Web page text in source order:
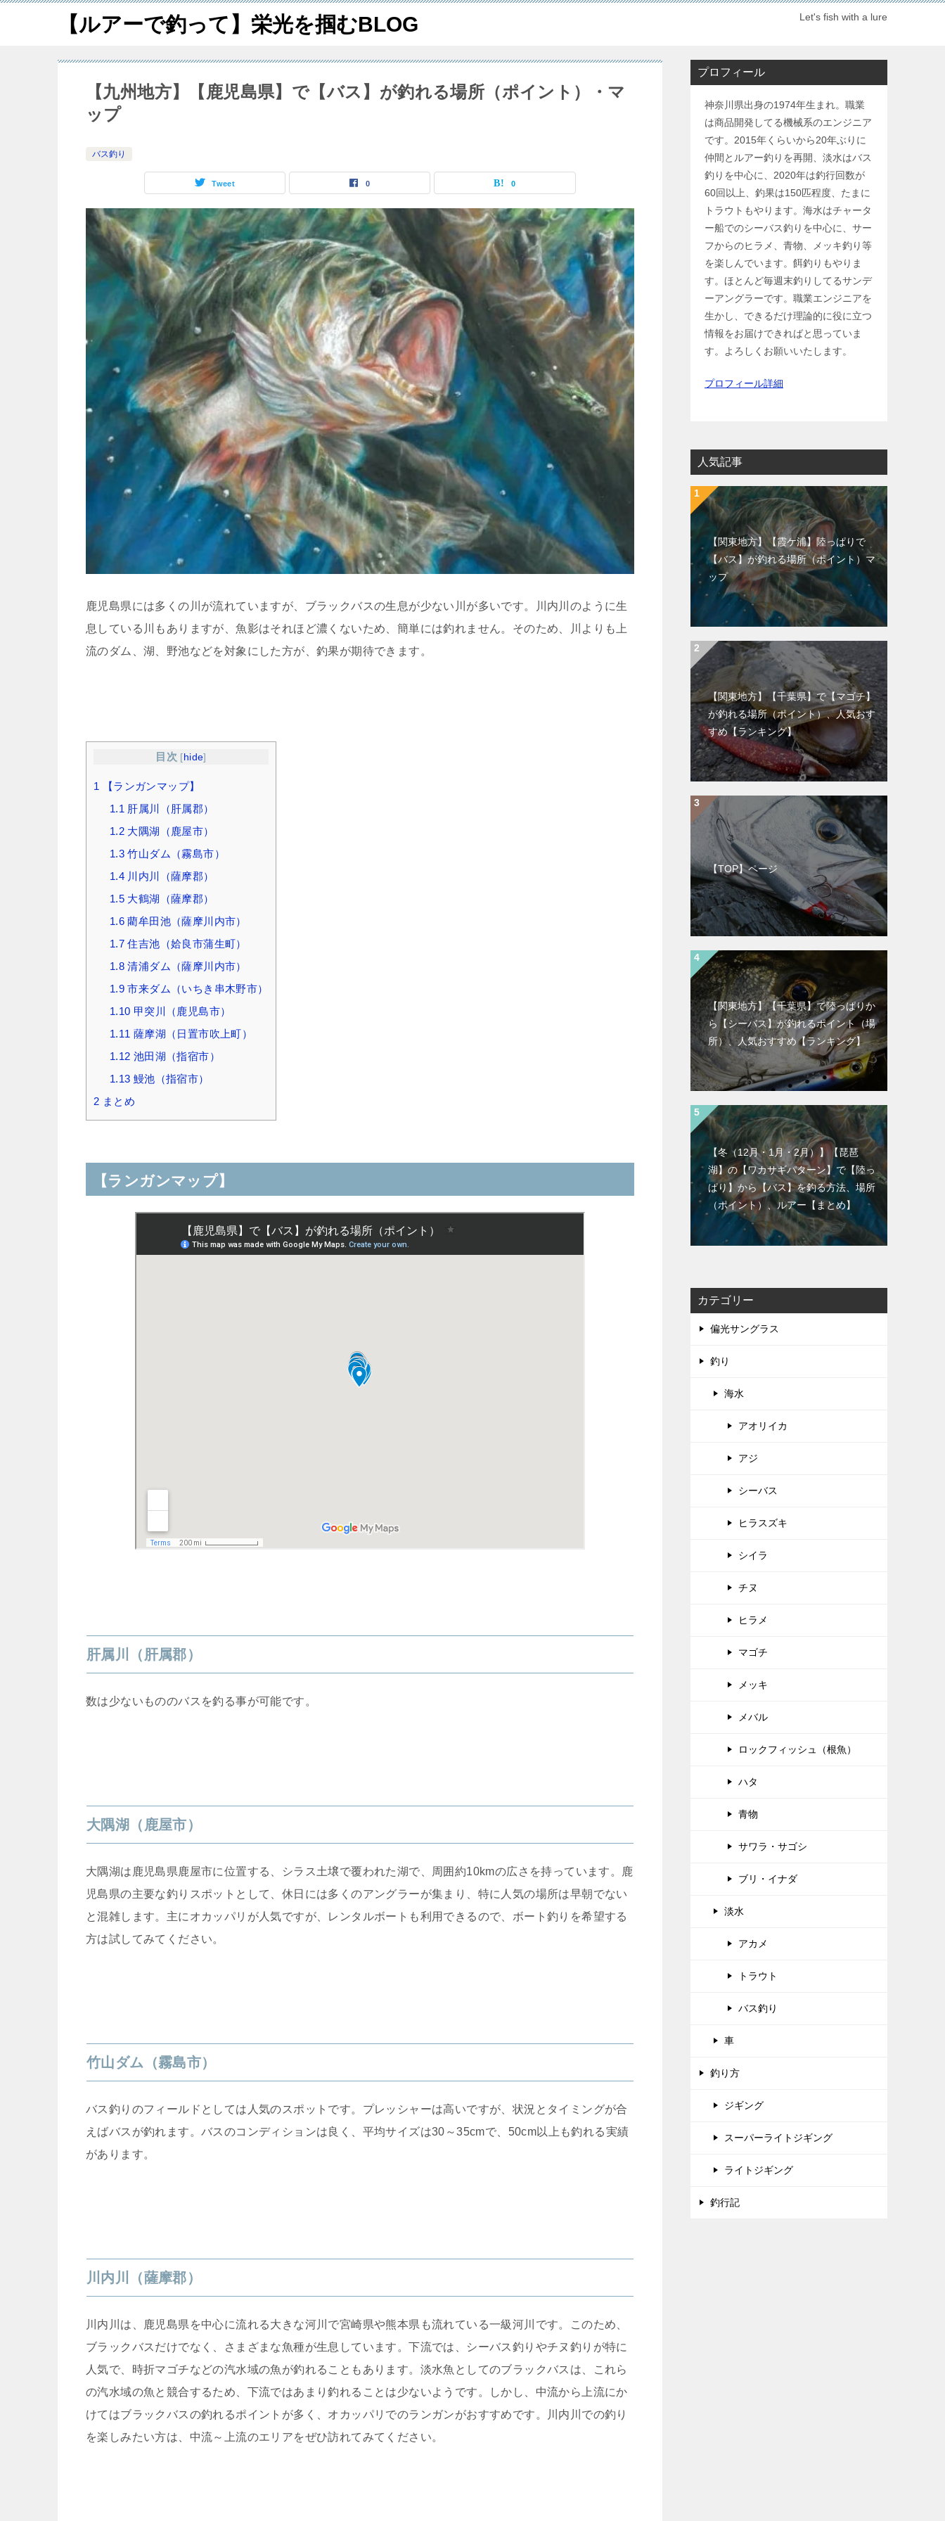
【ルアーで釣って】栄光を掴むBLOG Let's fish with a lure
【九州地方】【鹿児島県】で【バス】が釣れる場所（ポイント）・マ
ップ
バス釣り
Tweet 0 0
鹿児島県には多くの川が流れていますが、ブラックバスの生息が少ない川が多いです。川内川のように生
息している川もありますが、魚影はそれほど濃くないため、簡単には釣れません。そのため、川よりも上
流のダム、湖、野池などを対象にした方が、釣果が期待できます。
目次 [ hide]
1 【ランガンマップ】
1.1 肝属川（肝属郡）
1.2 大隅湖（鹿屋市）
1.3 竹山ダム（霧島市）
1.4 川内川（薩摩郡）
1.5 大鶴湖（薩摩郡）
1.6 藺牟田池（薩摩川内市）
1.7 住吉池（姶良市蒲生町）
1.8 清浦ダム（薩摩川内市）
1.9 市来ダム（いちき串木野市）
1.10 甲突川（鹿児島市）
1.11 薩摩湖（日置市吹上町）
1.12 池田湖（指宿市）
1.13 鰻池（指宿市）
2 まとめ
【ランガンマップ】
肝属川（肝属郡）
数は少ないもののバスを釣る事が可能です。
大隅湖（鹿屋市）
大隅湖は鹿児島県鹿屋市に位置する、シラス土壌で覆われた湖で、周囲約10kmの広さを持っています。鹿
児島県の主要な釣りスポットとして、休日には多くのアングラーが集まり、特に人気の場所は早朝でない
と混雑します。主にオカッパリが人気ですが、レンタルボートも利用できるので、ボート釣りを希望する
方は試してみてください。
竹山ダム（霧島市）
バス釣りのフィールドとしては人気のスポットです。プレッシャーは高いですが、状況とタイミングが合
えばバスが釣れます。バスのコンディションは良く、平均サイズは30～35cmで、50cm以上も釣れる実績
があります。
川内川（薩摩郡）
川内川は、鹿児島県を中心に流れる大きな河川で宮崎県や熊本県も流れている一級河川です。このため、
ブラックバスだけでなく、さまざまな魚種が生息しています。下流では、シーバス釣りやチヌ釣りが特に
人気で、時折マゴチなどの汽水域の魚が釣れることもあります。淡水魚としてのブラックバスは、これら
の汽水域の魚と競合するため、下流ではあまり釣れることは少ないようです。しかし、中流から上流にか
けてはブラックバスの釣れるポイントが多く、オカッパリでのランガンがおすすめです。川内川での釣り
を楽しみたい方は、中流～上流のエリアをぜひ訪れてみてください。
プロフィール
神奈川県出身の1974年生まれ。職業
は商品開発してる機械系のエンジニア
です。2015年くらいから20年ぶりに
仲間とルアー釣りを再開、淡水はバス
釣りを中心に、2020年は釣行回数が
60回以上、釣果は150匹程度、たまに
トラウトもやります。海水はチャータ
ー船でのシーバス釣りを中心に、サー
フからのヒラメ、青物、メッキ釣り等
を楽しんでいます。餌釣りもやりま
す。ほとんど毎週末釣りしてるサンデ
ーアングラーです。職業エンジニアを
生かし、できるだけ理論的に役に立つ
情報をお届けできればと思っていま
す。よろしくお願いいたします。
プロフィール詳細
人気記事
【関東地方】【霞ケ浦】陸っぱりで
【バス】が釣れる場所（ポイント）マ
ップ
【関東地方】【千葉県】で【マゴチ】
が釣れる場所（ポイント）、人気おす
すめ【ランキング】
【TOP】ページ
【関東地方】【千葉県】で陸っぱりか
ら【シーバス】が釣れるポイント（場
所）、人気おすすめ【ランキング】
【冬（12月・1月・2月）】【琵琶
湖】の【ワカサギパターン】で【陸っ
ぱり】から【バス】を釣る方法、場所
（ポイント）、ルアー【まとめ】
カテゴリー
偏光サングラス
釣り
海水
アオリイカ
アジ
シーバス
ヒラスズキ
シイラ
チヌ
ヒラメ
マゴチ
メッキ
メバル
ロックフィッシュ（根魚）
ハタ
青物
サワラ・サゴシ
ブリ・イナダ
淡水
アカメ
トラウト
バス釣り
車
釣り方
ジギング
スーパーライトジギング
ライトジギング
釣行記